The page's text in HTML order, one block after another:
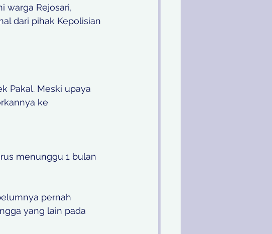
warga Rejosari,
dari pihak Kepolisian
Pakal. Meski upaya
ke
menunggu 1 bulan
pernah
yang lain pada